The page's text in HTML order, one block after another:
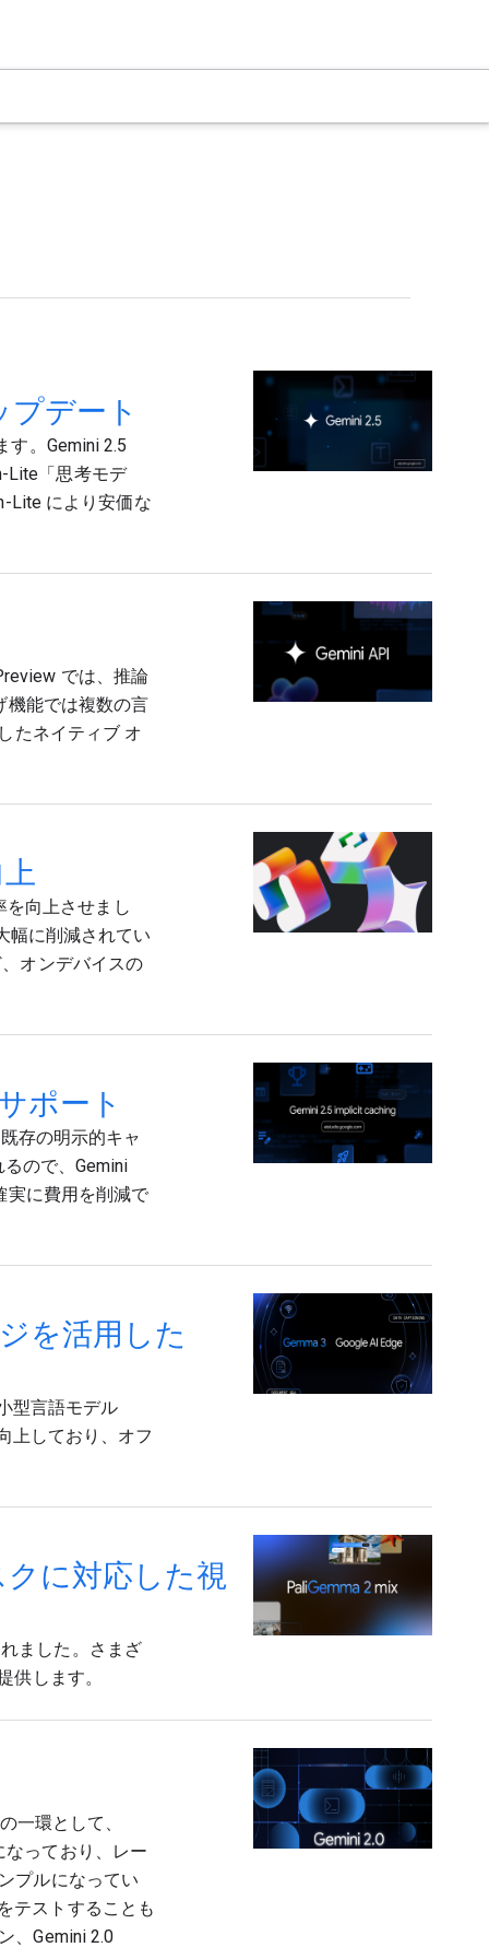
デート
す。Gemini 2.5
Lite「思考モデ
Lite により安価な
では、推論
機能では複数の言
たネイティブ オ
を向上させまし
幅に削減されてい
オンデバイスの
ポート
存の明示的キャ
ので、Gemini
実に費用を削減で
を活用した
型言語モデル
上しており、オフ
に対応した視
ました。さまざ
供します。
一環として、
なっており、レー
プルになってい
テストすることも
、Gemini 2.0